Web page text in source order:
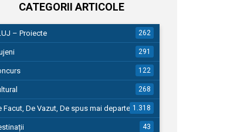
CATEGORII ARTICOLE
– Proiecte 262
291
122
268
Facut, De Vazut, De spus mai departe…1.318
43